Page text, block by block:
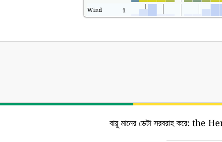
Wind
1
বায়ু মানের ডেটা সরবরাহ করে: the